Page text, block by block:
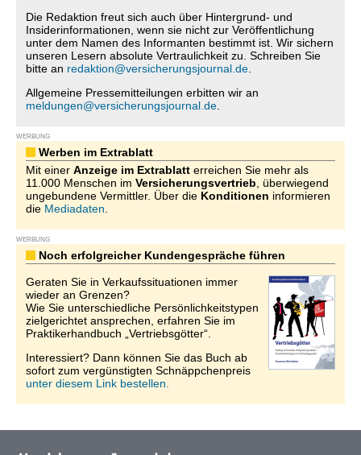
Die Redaktion freut sich auch über Hintergrund- und
Insiderinformationen, wenn sie nicht zur Veröffentlichung
unter dem Namen des Informanten bestimmt ist. Wir sichern
unseren Lesern absolute Vertraulichkeit zu. Schreiben Sie
bitte an redaktion@versicherungsjournal.de
Allgemeine Pressemitteilungen erbitten wir an
meldungen@versicherungsjournal.de
WERBUNG
Werben im Extrablatt
Mit einer Anzeige im Extrablatt erreichen Sie mehr als
11.000 Menschen im Versicherungsvertrieb , überwiegend
ungebundene Vermittler. Über die Konditionen informieren
die Mediadaten
WERBUNG
Noch erfolgreicher Kundengespräche führen
Geraten Sie in Verkaufssituationen immer
wieder an Grenzen?
Wie Sie unterschiedliche Persönlichkeitstypen
zielgerichtet ansprechen, erfahren Sie im
Praktikerhandbuch „Vertriebsgötter“.
Interessiert? Dann können Sie das Buch ab
sofort zum vergünstigten Schnäppchenpreis
unter diesem Link bestellen.